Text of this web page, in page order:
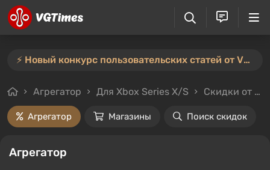
⚡️ Новый конкурс пользовательских статей от VGTimes — участвуйте тут ⚡️
Агрегатор Для Xbox Series X/S Скидки от 70%
Агрегатор Магазины Поиск скидок
Агрегатор